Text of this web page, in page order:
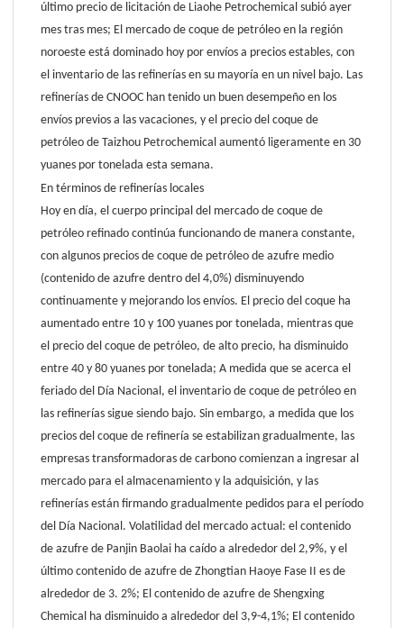
último precio de licitación de Liaohe Petrochemical subió ayer
mes tras mes; El mercado de coque de petróleo en la región
noroeste está dominado hoy por envíos a precios estables, con
el inventario de las refinerías en su mayoría en un nivel bajo. Las
refinerías de CNOOC han tenido un buen desempeño en los
envíos previos a las vacaciones, y el precio del coque de
petróleo de Taizhou Petrochemical aumentó ligeramente en 30
yuanes por tonelada esta semana.
En términos de refinerías locales
Hoy en día, el cuerpo principal del mercado de coque de
petróleo refinado continúa funcionando de manera constante,
con algunos precios de coque de petróleo de azufre medio
(contenido de azufre dentro del 4,0%) disminuyendo
continuamente y mejorando los envíos. El precio del coque ha
aumentado entre 10 y 100 yuanes por tonelada, mientras que
el precio del coque de petróleo, de alto precio, ha disminuido
entre 40 y 80 yuanes por tonelada; A medida que se acerca el
feriado del Día Nacional, el inventario de coque de petróleo en
las refinerías sigue siendo bajo. Sin embargo, a medida que los
precios del coque de refinería se estabilizan gradualmente, las
empresas transformadoras de carbono comienzan a ingresar al
mercado para el almacenamiento y la adquisición, y las
refinerías están firmando gradualmente pedidos para el período
del Día Nacional. Volatilidad del mercado actual: el contenido
de azufre de Panjin Baolai ha caído a alrededor del 2,9%, y el
último contenido de azufre de Zhongtian Haoye Fase II es de
alrededor de 3. 2%; El contenido de azufre de Shengxing
Chemical ha disminuido a alrededor del 3,9-4,1%; El contenido